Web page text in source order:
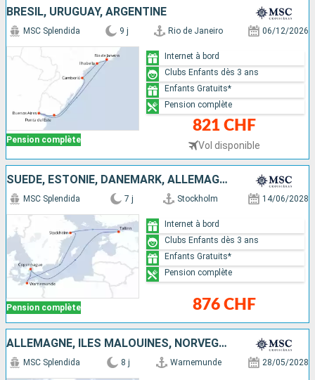
BRÉSIL, URUGUAY, ARGENTINE
Pension complète
MSC Splendida 9 j Rio de Janeiro 06/12/2026
821 CHF
Vol disponible
Internet à bord
Clubs Enfants dès 3 ans
Enfants Gratuits*
Pension complète
SUÈDE, ESTONIE, DANEMARK, ALLEMAGNE
Pension complète
MSC Splendida 7 j Stockholm 14/06/2028
876 CHF
Internet à bord
Clubs Enfants dès 3 ans
Enfants Gratuits*
Pension complète
ALLEMAGNE, ÎLES MALOUINES, NORVÈGE, DANEMARK
MSC Splendida 8 j Warnemunde 28/05/2028